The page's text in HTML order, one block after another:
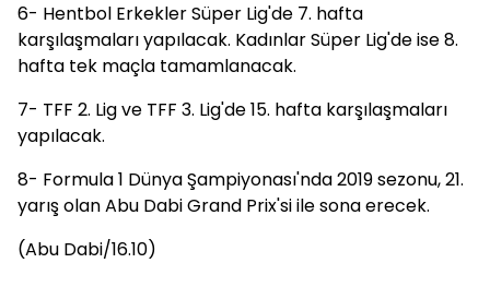
6- Hentbol Erkekler Süper Lig'de 7. hafta
karşılaşmaları yapılacak. Kadınlar Süper Lig'de ise 8.
hafta tek maçla tamamlanacak.
7- TFF 2. Lig ve TFF 3. Lig'de 15. hafta karşılaşmaları
yapılacak.
8- Formula 1 Dünya Şampiyonası'nda 2019 sezonu, 21.
yarış olan Abu Dabi Grand Prix'si ile sona erecek.
(Abu Dabi/16.10)